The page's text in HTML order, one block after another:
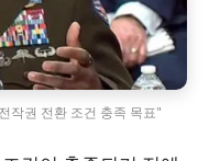
작권 전환 조건 충족 목표"